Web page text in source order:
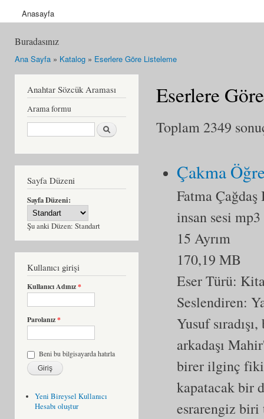
Anasayfa
Buradasınız
Ana Sayfa » Katalog » Eserlere Göre Listeleme
Anahtar Sözcük Araması
Arama formu
Ara
Sayfa Düzeni
Sayfa Düzeni:
Şu anki Düzen: Standart
Kullanıcı girişi
Kullanıcı Adınız*
Parolanız*
Beni bu bilgisayarda hatırla
Yeni Bireysel Kullanıcı
Hesabı oluştur
Eserlere
Toplam 2349
Çakma
Fatma
insan sesi mp3
15 Ayrım
170,19 MB
Eser Türü:
Seslendiren:
Yusuf
arkadaşı
birer ilginç
kapatacak bir
esrarengiz